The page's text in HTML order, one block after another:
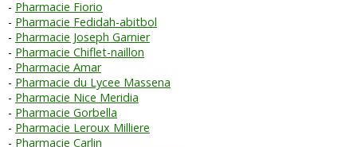
Pharmacie Fiorio
Pharmacie Fedidah-abitbol
Pharmacie Joseph Garnier
Pharmacie Chiflet-naillon
Pharmacie Amar
Pharmacie du Lycee Massena
Pharmacie Nice Meridia
Pharmacie Gorbella
Pharmacie Leroux Milliere
Pharmacie Carlin